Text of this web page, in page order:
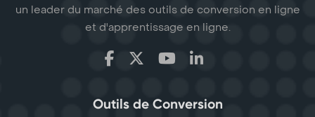
un leader du marché des outils de conversion en ligne
et d'apprentissage en ligne.
Outils de Conversion